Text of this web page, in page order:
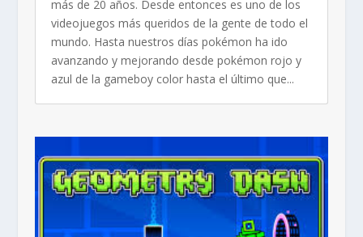
más de 20 años. Desde entonces es uno de los
videojuegos más queridos de la gente de todo el
mundo. Hasta nuestros días pokémon ha ido
avanzando y mejorando desde pokémon rojo y
azul de la gameboy color hasta el último que...